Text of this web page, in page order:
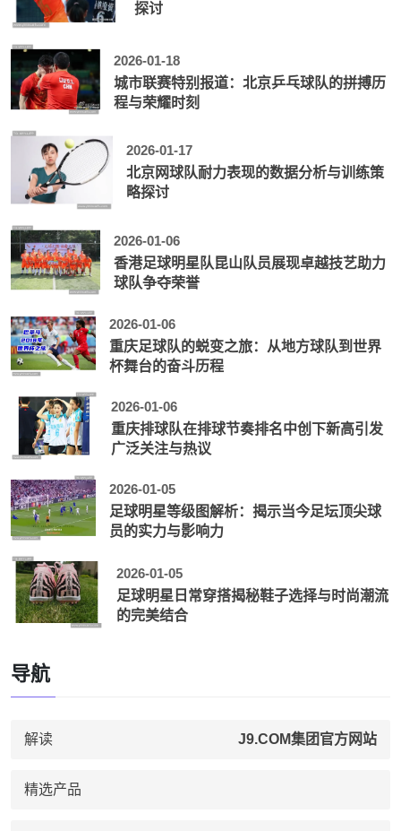
探讨
2026-01-18
城市联赛特别报道：北京乒乓球队的拼搏历
程与荣耀时刻
2026-01-17
北京网球队耐力表现的数据分析与训练策
略探讨
2026-01-06
香港足球明星队昆山队员展现卓越技艺助力
球队争夺荣誉
2026-01-06
重庆足球队的蜕变之旅：从地方球队到世界
杯舞台的奋斗历程
2026-01-06
重庆排球队在排球节奏排名中创下新高引发
广泛关注与热议
2026-01-05
足球明星等级图解析：揭示当今足坛顶尖球
员的实力与影响力
2026-01-05
足球明星日常穿搭揭秘鞋子选择与时尚潮流
的完美结合
导航
解读 J9.COM集团官方网站
精选产品